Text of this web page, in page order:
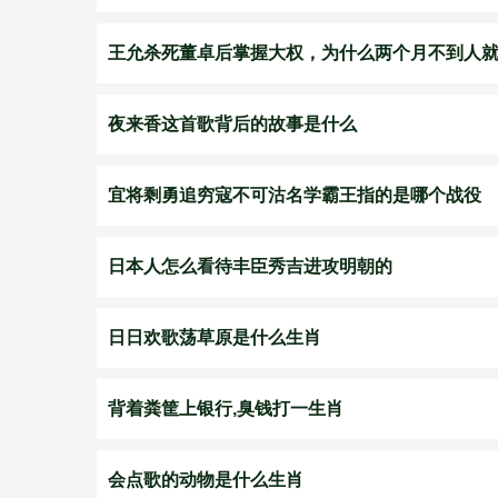
王允杀死董卓后掌握大权，为什么两个月不到人
夜来香这首歌背后的故事是什么
宜将剩勇追穷寇不可沽名学霸王指的是哪个战役
日本人怎么看待丰臣秀吉进攻明朝的
日日欢歌荡草原是什么生肖
背着粪筐上银行,臭钱打一生肖
会点歌的动物是什么生肖